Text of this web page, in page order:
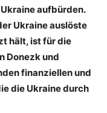
aufbürden.
Ukraine auslöste
hält, ist für die
Donezk und
finanziellen und
die Ukraine durch